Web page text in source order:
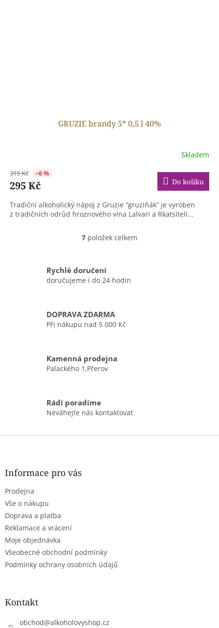
GRUZIE brandy 5* 0,5 l 40%
Skladem
315 Kč –6 %
295 Kč Do košíku
Tradiční alkoholický nápoj z Gruzie “gruziňák“ je vyroben
z tradičních odrůd hroznového vína Lalvari a Rkatsiteli...
O
d
p
r
v
u
7 položek celkem
Rychlé doručení
doručujeme i do 24 hodin
DOPRAVA ZDARMA
Při nákupu nad 5 000 Kč
Kamenná prodejna
Palackého 1,Přerov
Rádi poradíme
Neváhejte nás kontaktovat
Z
Informace pro vás
Prodejna
Vše o nákupu
Doprava a platba
Reklamace a vrácení
Moje objednávka
Všeobecné obchodní podmínky
Podmínky ochrany osobních údajů
Kontakt
obchod@alkoholovyshop.cz